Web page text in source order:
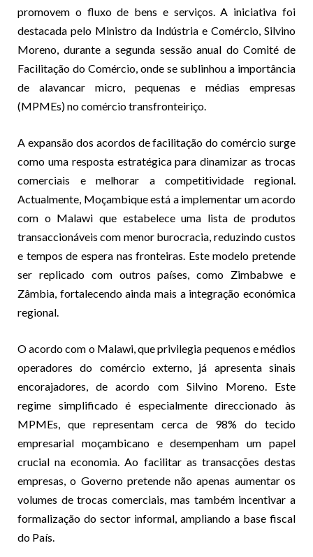
promovem o fluxo de bens e serviços. A iniciativa foi
destacada pelo Ministro da Indústria e Comércio, Silvino
Moreno, durante a segunda sessão anual do Comité de
Facilitação do Comércio, onde se sublinhou a importância
de alavancar micro, pequenas e médias empresas
(MPMEs) no comércio transfronteiriço.
A expansão dos acordos de facilitação do comércio surge
como uma resposta estratégica para dinamizar as trocas
comerciais e melhorar a competitividade regional.
Actualmente, Moçambique está a implementar um acordo
com o Malawi que estabelece uma lista de produtos
transaccionáveis com menor burocracia, reduzindo custos
e tempos de espera nas fronteiras. Este modelo pretende
ser replicado com outros países, como Zimbabwe e
Zâmbia, fortalecendo ainda mais a integração económica
regional.
O acordo com o Malawi, que privilegia pequenos e médios
operadores do comércio externo, já apresenta sinais
encorajadores, de acordo com Silvino Moreno. Este
regime simplificado é especialmente direccionado às
MPMEs, que representam cerca de 98% do tecido
empresarial moçambicano e desempenham um papel
crucial na economia. Ao facilitar as transacções destas
empresas, o Governo pretende não apenas aumentar os
volumes de trocas comerciais, mas também incentivar a
formalização do sector informal, ampliando a base fiscal
do País.